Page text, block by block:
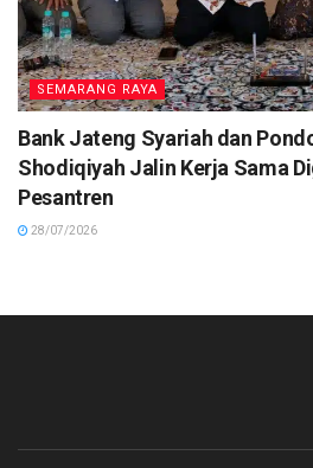
SEMARANG RAYA
Bank Jateng Syariah dan
Shodiqiyah Jalin Kerja Sama
Pesantren
28/07/2026